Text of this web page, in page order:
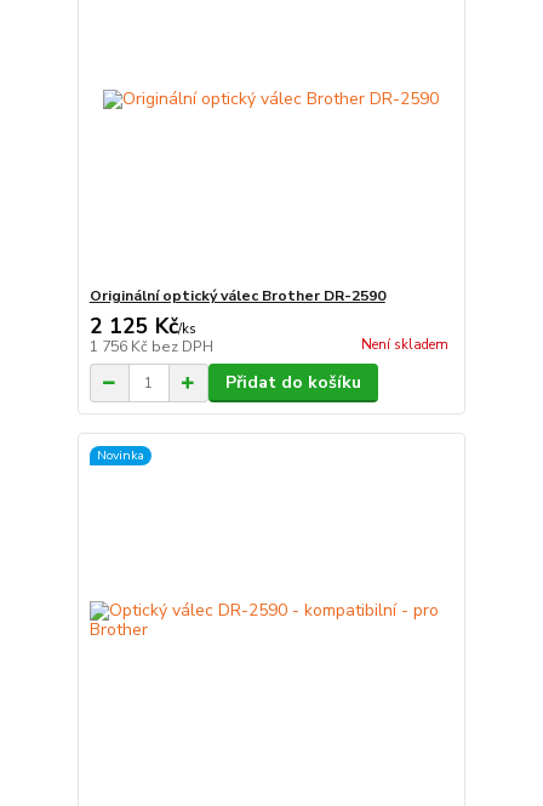
Originální optický válec Brother DR-2590
2 125 Kč/ks
1 756 Kč bez DPH Není skladem
Přidat do košíku
Novinka